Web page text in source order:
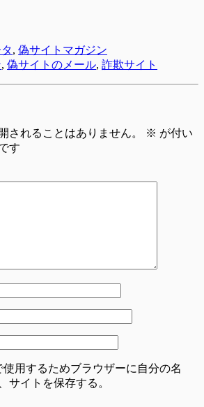
, 偽サイトマガジン
, 偽サイトのメール, 詐欺サイト
されることはありません。 ※ が付い
す
用するためブラウザーに自分の名
サイトを保存する。